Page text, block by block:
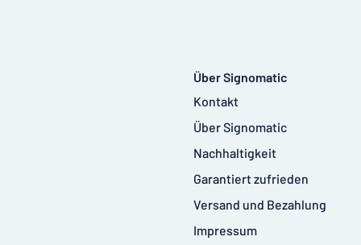
Über Signomatic
Kontakt
Über Signomatic
Nachhaltigkeit
Garantiert zufrieden
Versand und Bezahlung
Impressum